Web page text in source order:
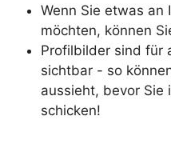
Wenn Sie etwas an
möchten, können
Profilbilder sind für
sichtbar - so
aussieht, bevor Sie
schicken!